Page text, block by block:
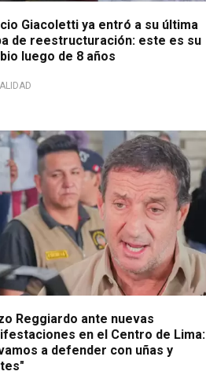
Giacoletti ya entró a su última
de reestructuración: este es su
luego de 8 años
vigilancia
Reggiardo ante nuevas
en el Centro de Lima:
a defender con uñas y